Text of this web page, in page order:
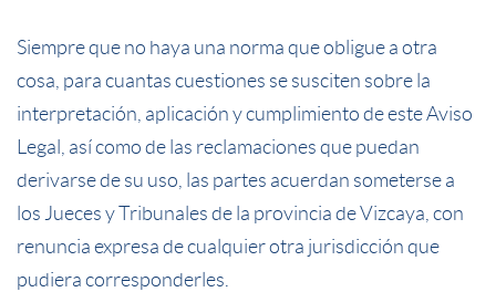
Siempre que no haya una norma que obligue a otra
cosa, para cuantas cuestiones se susciten sobre la
interpretación, aplicación y cumplimiento de este Aviso
Legal, así como de las reclamaciones que puedan
derivarse de su uso, las partes acuerdan someterse a
los Jueces y Tribunales de la provincia de Vizcaya, con
renuncia expresa de cualquier otra jurisdicción que
pudiera corresponderles.